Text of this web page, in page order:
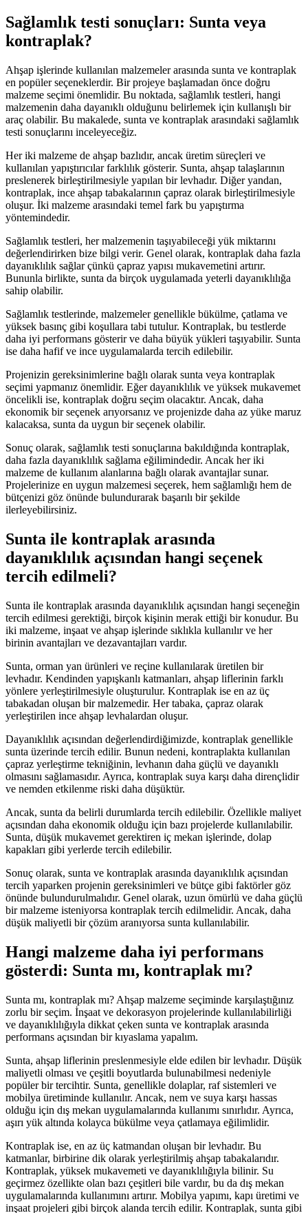
Sağlamlık testi sonuçları: Sunta veya
kontraplak?
Ahşap işlerinde kullanılan malzemeler arasında sunta ve kontraplak
en popüler seçeneklerdir. Bir projeye başlamadan önce doğru
malzeme seçimi önemlidir. Bu noktada, sağlamlık testleri, hangi
malzemenin daha dayanıklı olduğunu belirlemek için kullanışlı bir
araç olabilir. Bu makalede, sunta ve kontraplak arasındaki sağlamlık
testi sonuçlarını inceleyeceğiz.
Her iki malzeme de ahşap bazlıdır, ancak üretim süreçleri ve
kullanılan yapıştırıcılar farklılık gösterir. Sunta, ahşap talaşlarının
preslenerek birleştirilmesiyle yapılan bir levhadır. Diğer yandan,
kontraplak, ince ahşap tabakalarının çapraz olarak birleştirilmesiyle
oluşur. İki malzeme arasındaki temel fark bu yapıştırma
yöntemindedir.
Sağlamlık testleri, her malzemenin taşıyabileceği yük miktarını
değerlendirirken bize bilgi verir. Genel olarak, kontraplak daha fazla
dayanıklılık sağlar çünkü çapraz yapısı mukavemetini artırır.
Bununla birlikte, sunta da birçok uygulamada yeterli dayanıklılığa
sahip olabilir.
Sağlamlık testlerinde, malzemeler genellikle bükülme, çatlama ve
yüksek basınç gibi koşullara tabi tutulur. Kontraplak, bu testlerde
daha iyi performans gösterir ve daha büyük yükleri taşıyabilir. Sunta
ise daha hafif ve ince uygulamalarda tercih edilebilir.
Projenizin gereksinimlerine bağlı olarak sunta veya kontraplak
seçimi yapmanız önemlidir. Eğer dayanıklılık ve yüksek mukavemet
öncelikli ise, kontraplak doğru seçim olacaktır. Ancak, daha
ekonomik bir seçenek arıyorsanız ve projenizde daha az yüke maruz
kalacaksa, sunta da uygun bir seçenek olabilir.
Sonuç olarak, sağlamlık testi sonuçlarına bakıldığında kontraplak,
daha fazla dayanıklılık sağlama eğilimindedir. Ancak her iki
malzeme de kullanım alanlarına bağlı olarak avantajlar sunar.
Projelerinize en uygun malzemesi seçerek, hem sağlamlığı hem de
bütçenizi göz önünde bulundurarak başarılı bir şekilde
ilerleyebilirsiniz.
Sunta ile kontraplak arasında
dayanıklılık açısından hangi seçenek
tercih edilmeli?
Sunta ile kontraplak arasında dayanıklılık açısından hangi seçeneğin
tercih edilmesi gerektiği, birçok kişinin merak ettiği bir konudur. Bu
iki malzeme, inşaat ve ahşap işlerinde sıklıkla kullanılır ve her
birinin avantajları ve dezavantajları vardır.
Sunta, orman yan ürünleri ve reçine kullanılarak üretilen bir
levhadır. Kendinden yapışkanlı katmanları, ahşap liflerinin farklı
yönlere yerleştirilmesiyle oluşturulur. Kontraplak ise en az üç
tabakadan oluşan bir malzemedir. Her tabaka, çapraz olarak
yerleştirilen ince ahşap levhalardan oluşur.
Dayanıklılık açısından değerlendirdiğimizde, kontraplak genellikle
sunta üzerinde tercih edilir. Bunun nedeni, kontraplakta kullanılan
çapraz yerleştirme tekniğinin, levhanın daha güçlü ve dayanıklı
olmasını sağlamasıdır. Ayrıca, kontraplak suya karşı daha dirençlidir
ve nemden etkilenme riski daha düşüktür.
Ancak, sunta da belirli durumlarda tercih edilebilir. Özellikle maliyet
açısından daha ekonomik olduğu için bazı projelerde kullanılabilir.
Sunta, düşük mukavemet gerektiren iç mekan işlerinde, dolap
kapakları gibi yerlerde tercih edilebilir.
Sonuç olarak, sunta ve kontraplak arasında dayanıklılık açısından
tercih yaparken projenin gereksinimleri ve bütçe gibi faktörler göz
önünde bulundurulmalıdır. Genel olarak, uzun ömürlü ve daha güçlü
bir malzeme isteniyorsa kontraplak tercih edilmelidir. Ancak, daha
düşük maliyetli bir çözüm aranıyorsa sunta kullanılabilir.
Hangi malzeme daha iyi performans
gösterdi: Sunta mı, kontraplak mı?
Sunta mı, kontraplak mı? Ahşap malzeme seçiminde karşılaştığınız
zorlu bir seçim. İnşaat ve dekorasyon projelerinde kullanılabilirliği
ve dayanıklılığıyla dikkat çeken sunta ve kontraplak arasında
performans açısından bir kıyaslama yapalım.
Sunta, ahşap liflerinin preslenmesiyle elde edilen bir levhadır. Düşük
maliyetli olması ve çeşitli boyutlarda bulunabilmesi nedeniyle
popüler bir tercihtir. Sunta, genellikle dolaplar, raf sistemleri ve
mobilya üretiminde kullanılır. Ancak, nem ve suya karşı hassas
olduğu için dış mekan uygulamalarında kullanımı sınırlıdır. Ayrıca,
aşırı yük altında kolayca bükülme veya çatlamaya eğilimlidir.
Kontraplak ise, en az üç katmandan oluşan bir levhadır. Bu
katmanlar, birbirine dik olarak yerleştirilmiş ahşap tabakalarıdır.
Kontraplak, yüksek mukavemeti ve dayanıklılığıyla bilinir. Su
geçirmez özellikte olan bazı çeşitleri bile vardır, bu da dış mekan
uygulamalarında kullanımını artırır. Mobilya yapımı, kapı üretimi ve
inşaat projeleri gibi birçok alanda tercih edilir. Kontraplak, sunta gibi